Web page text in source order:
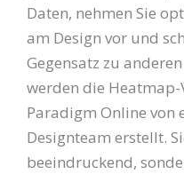
Daten, nehmen Sie
am Design vor und
Gegensatz zu
werden die Heatmap-
Paradigm Online von
Designteam erstellt.
beeindruckend,